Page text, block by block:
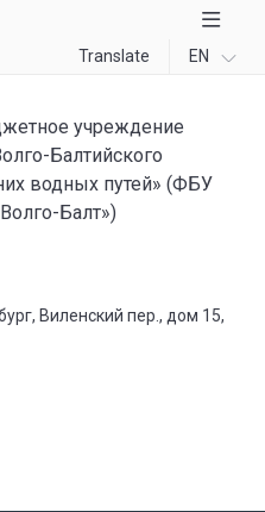
Translate EN
учреждение
Балтийского
водных путей» (ФБУ
Балт»)
Виленский пер., дом 15,